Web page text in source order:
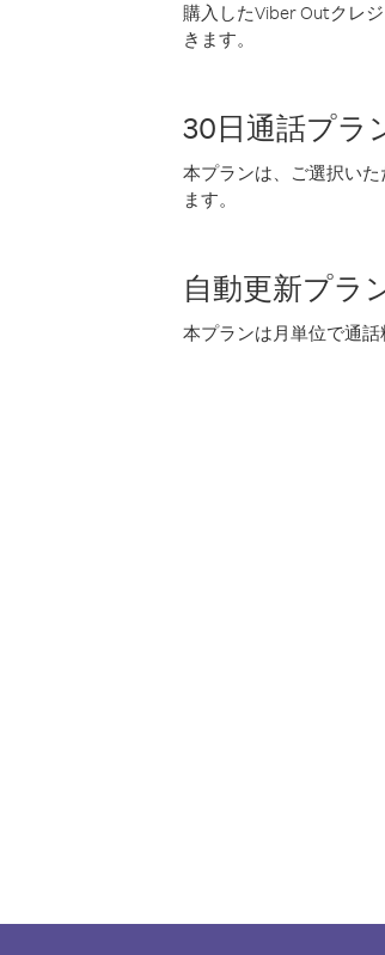
購入したViber Outクレ
きます。
30日通話プラ
本プランは、ご選択い
ます。
自動更新プラ
本プランは月単位で通